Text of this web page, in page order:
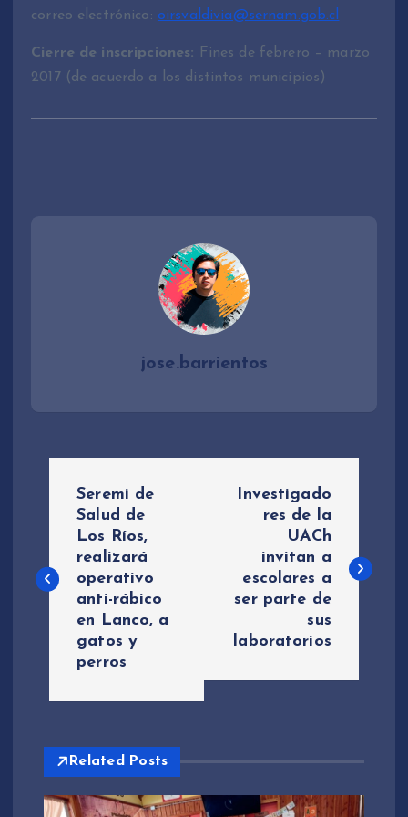
correo electrónico: oirsvaldivia@sernam.gob.cl
Cierre de inscripciones:
Fines de febrero – marzo
2017 (de acuerdo a los distintos municipios)
jose.barrientos
v
a
c
Seremi de
Salud de
Los Ríos,
realizará
operativo
anti-rábico
en Lanco, a
gatos y
perros
Investigado
res de la
UACh
invitan a
escolares a
ser parte de
sus
laboratorios
Related Posts